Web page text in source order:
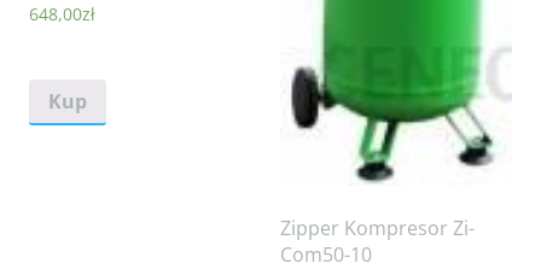
648,00zł
Kup
Zipper Kompresor Zi-
Com50-10